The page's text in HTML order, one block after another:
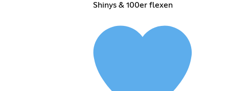
Shinys & 100er flexen